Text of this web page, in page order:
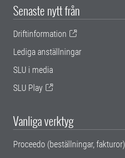
Senaste nytt från
Driftinformation
Lediga anställningar
SLU i media
SLU Play
Vanliga verktyg
Proceedo (beställningar, fakturor)